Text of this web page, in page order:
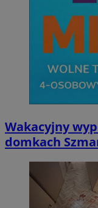
Wakacyjny
domkach